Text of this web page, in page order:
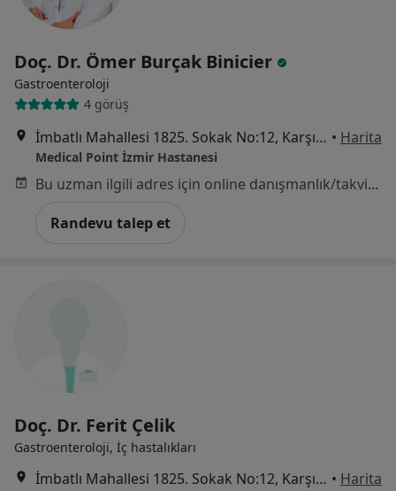
Doç. Dr. Ömer Burçak Binicier
Gastroenteroloji
4 görüş
İmbatlı Mahallesi 1825. Sokak No:12, Karşıyaka • Harita
Medical Point İzmir Hastanesi
Bu uzman ilgili adres için online danışmanlık/takvim sunmuyor.
Randevu talep et
Doç. Dr. Ferit Çelik
Gastroenteroloji, İç hastalıkları
İmbatlı Mahallesi 1825. Sokak No:12, Karşıyaka • Harita